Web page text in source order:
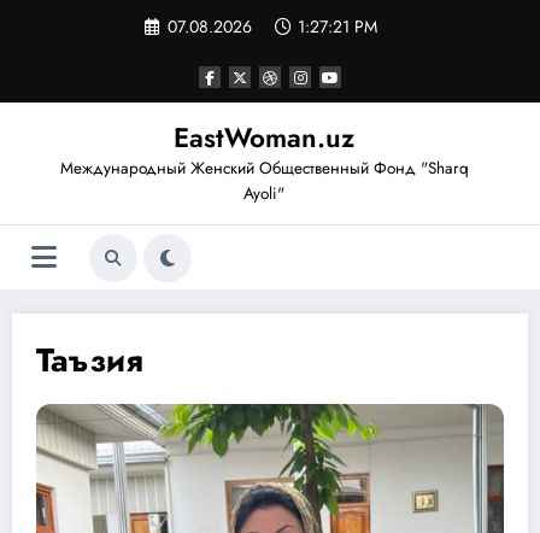
07.08.2026 1:27:22 PM
EastWoman.uz
Международный Женский Общественный Фонд "Sharq
Ayoli"
Таъзия